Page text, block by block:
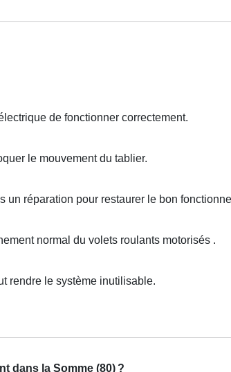
de fonctionner correctement.
le mouvement du tablier.
un réparation pour restaurer le bon
normal du volets roulants motorisés .
rendre le système inutilisable.
dans la Somme (80) ?